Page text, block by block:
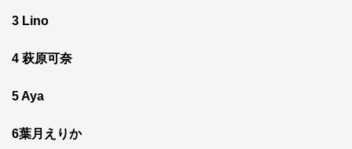
3 Lino
4 萩原可奈
5 Aya
6葉月えりか